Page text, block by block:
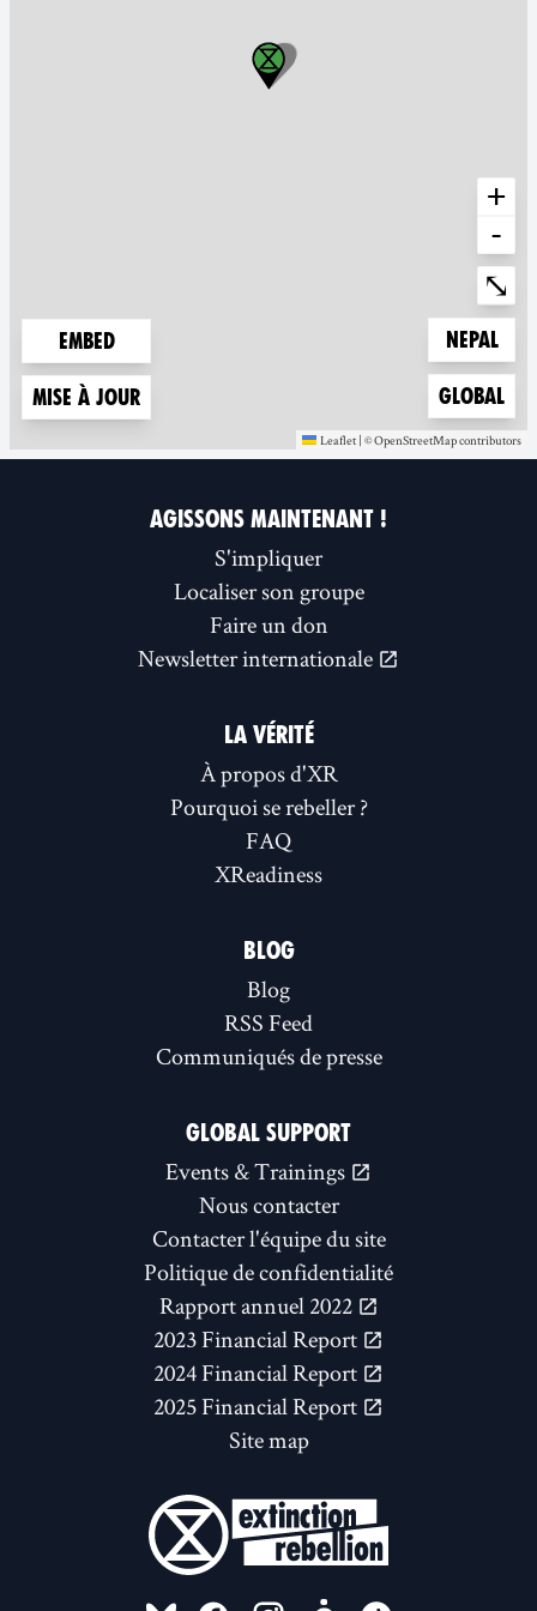
Embed
Mise à jour
+
-
⤡
Zoom to
Nepal
Zoom to
Global
Leaflet | ©OpenStreetMap
(nouvelle fenêtre)contributors
(nouvelle
AGISSONS MAINTENANT !
S'impliquer
Localiser son groupe
Faire un don
Newsletter internationale
LA VÉRITÉ
À propos d'XR
Pourquoi se rebeller ?
FAQ
XReadiness
BLOG
Blog
RSS Feed
Communiqués de presse
GLOBAL SUPPORT
Events & Trainings
Nous contacter
Contacter l'équipe du site
Politique de confidentialité
Rapport annuel 2022
2023 Financial Report
2024 Financial Report
2025 Financial Report
Site map